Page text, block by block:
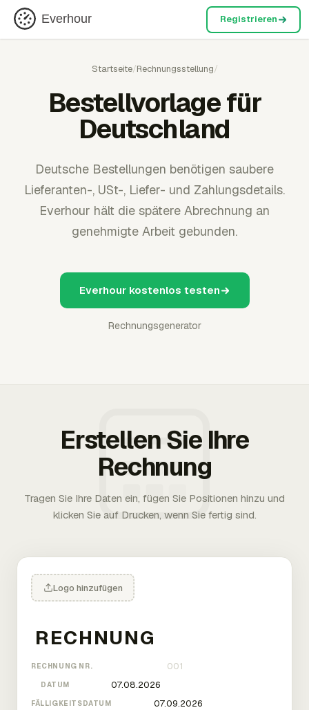
Everhour Registrieren
Startseite/Rechnungsstellung/
Bestellvorlage für
Deutschland
Deutsche Bestellungen benötigen saubere
Lieferanten-, USt-, Liefer- und Zahlungsdetails.
Everhour hält die spätere Abrechnung an
genehmigte Arbeit gebunden.
Everhour kostenlos testen
Rechnungsgenerator
Erstellen Sie Ihre
Rechnung
Tragen Sie Ihre Daten ein, fügen Sie Positionen hinzu und
klicken Sie auf Drucken, wenn Sie fertig sind.
Logo hinzufügen
RECHNUNG NR.
DATUM
FÄLLIGKEITSDATUM